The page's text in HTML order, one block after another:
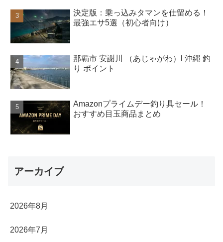
決定版：乗っ込みタマンを仕留める！
最強エサ5選（初心者向け）
那覇市 安謝川 （あじゃがわ）l 沖縄 釣
り ポイント
Amazonプライムデー釣り具セール！
おすすめ目玉商品まとめ
アーカイブ
2026年8月
2026年7月